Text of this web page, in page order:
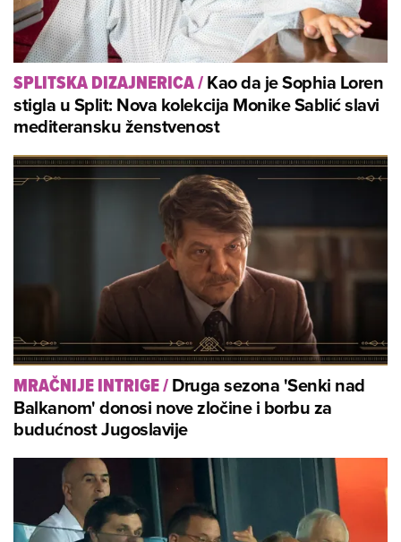
SPLITSKA DIZAJNERICA/Kao da je Sophia Loren
stigla u Split: Nova kolekcija Monike Sablić slavi
mediteransku ženstvenost
MRAČNIJE INTRIGE/Druga sezona 'Senki nad
Balkanom' donosi nove zločine i borbu za
budućnost Jugoslavije